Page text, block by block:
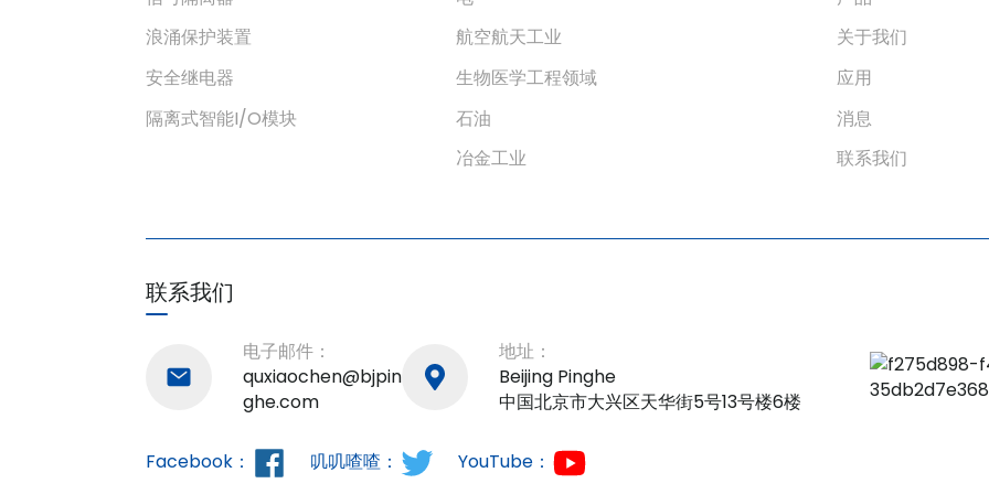
浪涌保护装置
安全继电器
隔离式智能I/O模块
航空航天工业
生物医学工程领域
石油
冶金工业
关于我们
应用
消息
联系我们
联系我们
电子邮件：
quxiaochen@bjpin
ghe.com
地址：
Beijing Pinghe
中国北京市大兴区天华街5号13号楼6楼
Facebook： 叽叽喳喳： YouTube：